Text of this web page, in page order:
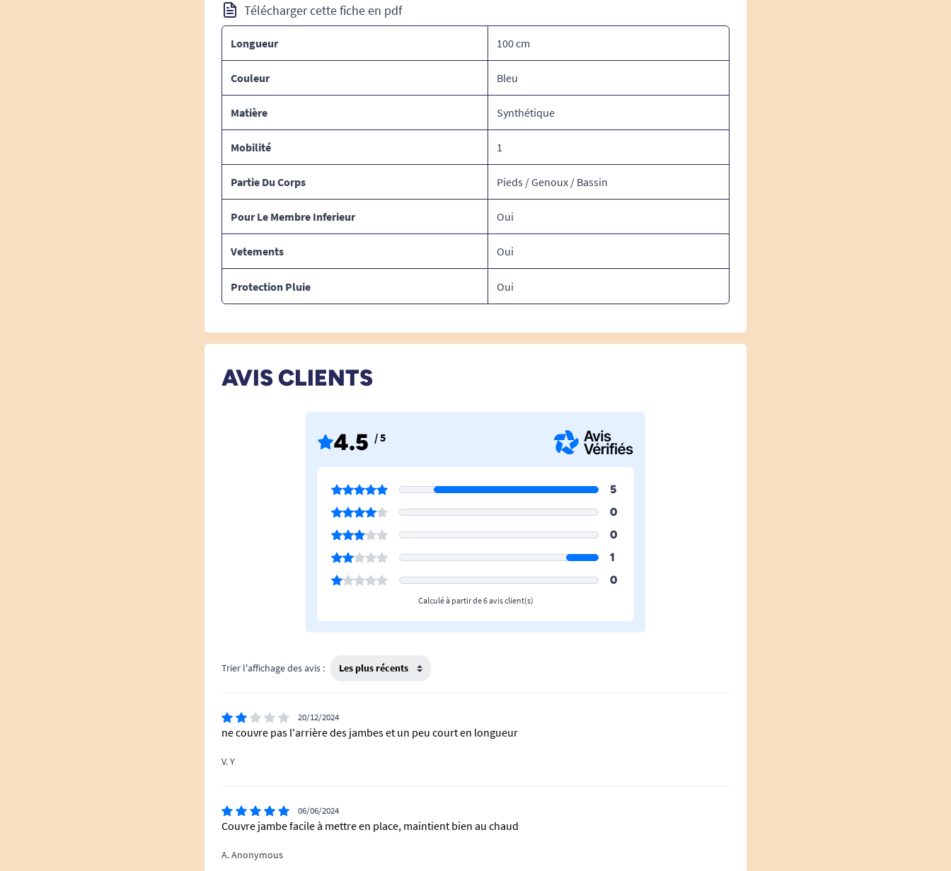
Télécharger cette fiche en pdf
Longueur 100 cm
Couleur Bleu
Matière Synthétique
Mobilité 1
Partie Du Corps Pieds / Genoux / Bassin
Pour Le Membre Inferieur Oui
Vetements Oui
Protection Pluie Oui
AVIS CLIENTS
4.5 / 5
5
0
0
1
0
Calculé à partir de 6 avis client(s)
Trier l'affichage des avis :
20/12/2024
ne couvre pas l'arrière des jambes et un peu court en longueur
V. Y
06/06/2024
Couvre jambe facile à mettre en place, maintient bien au chaud
A. Anonymous